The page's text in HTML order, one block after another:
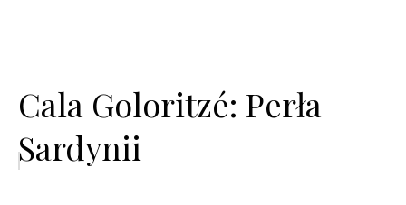
Cala Goloritzé: Perła
Sardynii